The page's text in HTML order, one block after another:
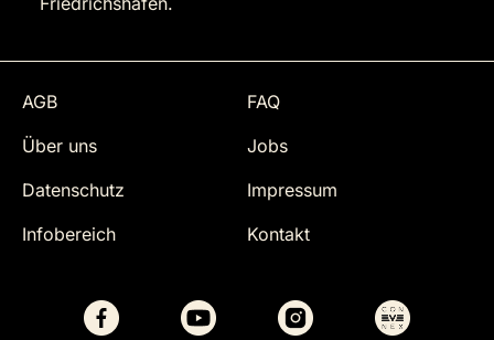
AGB
FAQ
Über uns
Jobs
Datenschutz
Impressum
Infobereich
Kontakt